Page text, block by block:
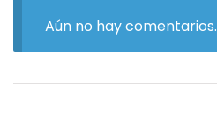
Aún no hay comentarios.